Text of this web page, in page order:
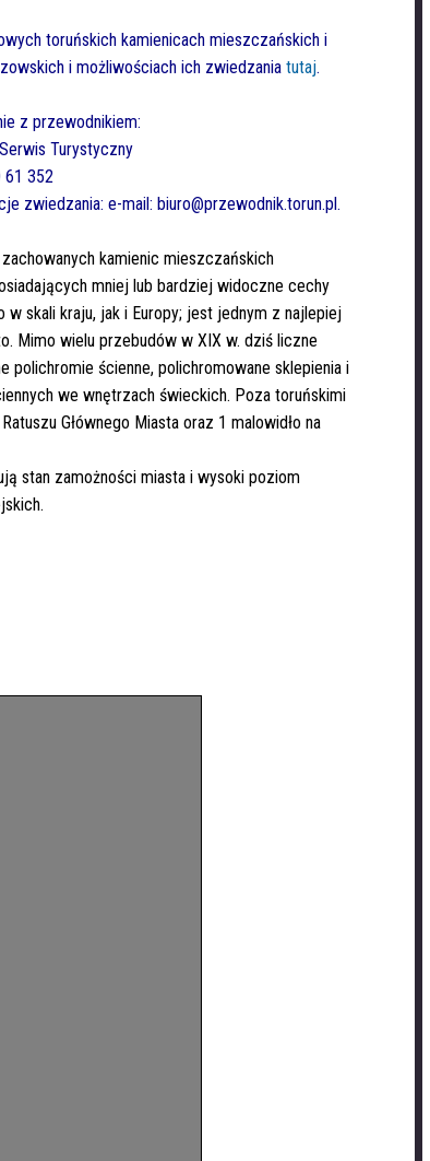
toruńskich kamienicach mieszczańskich i
i możliwościach ich zwiedzania tutaj.
z przewodnikiem:
Turystyczny
61 352
zwiedzania: e-mail: biuro@przewodnik.torun.pl.
kamienic mieszczańskich
mniej lub bardziej widoczne cechy
skali kraju, jak i Europy; jest jednym z najlepiej
Mimo wielu przebudów w XIX w. dziś liczne
polichromie ścienne, polichromowane sklepienia i
we wnętrzach świeckich. Poza toruńskimi
Głównego Miasta oraz 1 malowidło na
stan zamożności miasta i wysoki poziom